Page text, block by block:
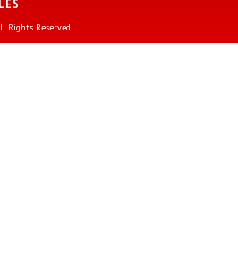
Rights Reserved